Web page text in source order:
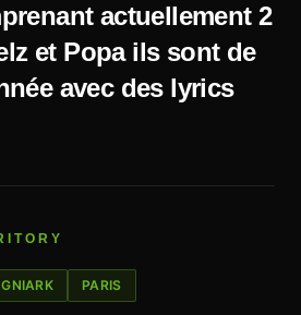
actuellement 2
et Popa ils sont de
avec des lyrics
PARIS